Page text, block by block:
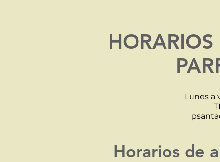
HORARIOS
Lunes a
Horarios de